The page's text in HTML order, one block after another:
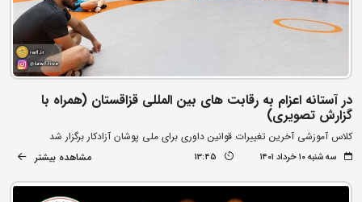
در آستانه اعزام به رقابت های بین المللی قزاقستان (همراه با
گزارش تصویری)
کلاس آموزشی آخرین تغییرات قوانین داوری برای ملی پوشان آزادکار برگزار شد
سه شنبه ۱۰ خرداد ۱۴۰۱ 13:45 مشاهده بیشتر